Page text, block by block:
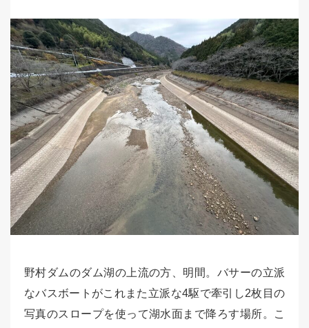
野村ダムのダム湖の上流の方、明間。バサーの立派
なバスボートがこれまた立派な4駆で牽引し2枚目の
写真のスロープを使って湖水面まで降ろす場所。こ